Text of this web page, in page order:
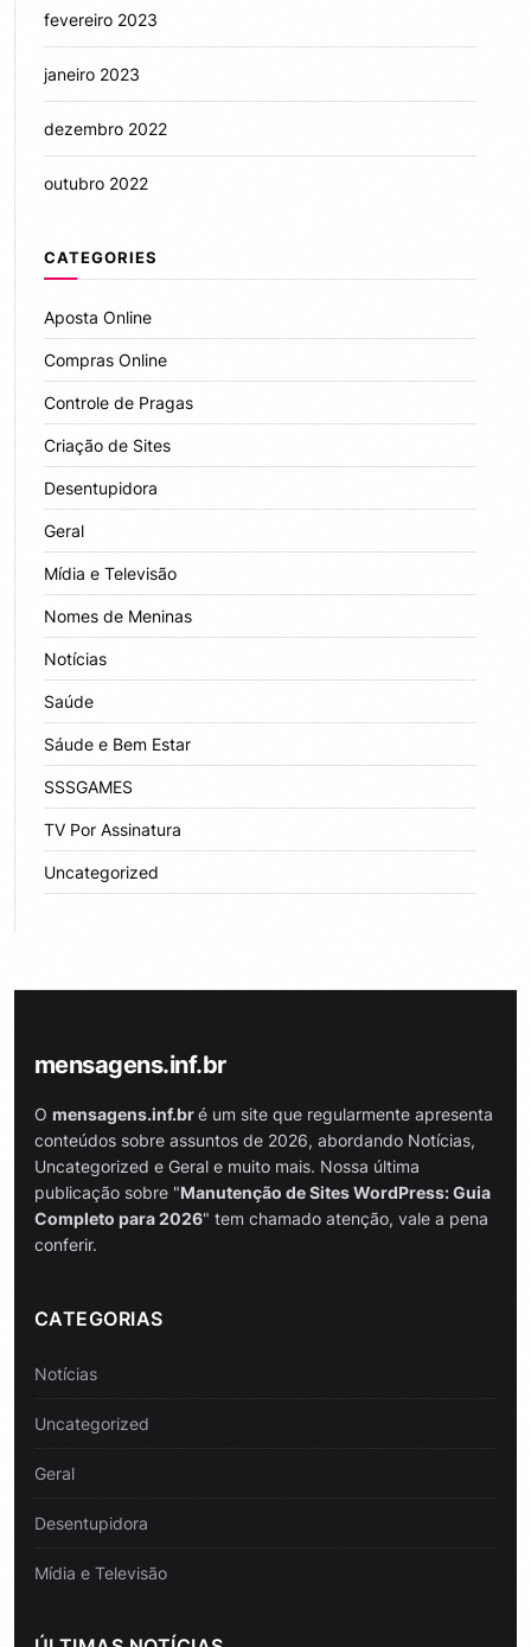
fevereiro 2023
janeiro 2023
dezembro 2022
outubro 2022
CATEGORIES
Aposta Online
Compras Online
Controle de Pragas
Criação de Sites
Desentupidora
Geral
Mídia e Televisão
Nomes de Meninas
Notícias
Saúde
Sáude e Bem Estar
SSSGAMES
TV Por Assinatura
Uncategorized
mensagens.inf.br
O mensagens.inf.bré um site que regularmente apresenta
conteúdos sobre assuntos de 2026, abordando Notícias,
Uncategorized e Geral e muito mais. Nossa última
publicação sobre "Manutenção de Sites WordPress: Guia
Completo para 2026" tem chamado atenção, vale a pena
conferir.
CATEGORIAS
Notícias
Uncategorized
Geral
Desentupidora
Mídia e Televisão